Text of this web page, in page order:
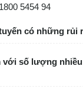
5454 94
có những rủi
với số lượng